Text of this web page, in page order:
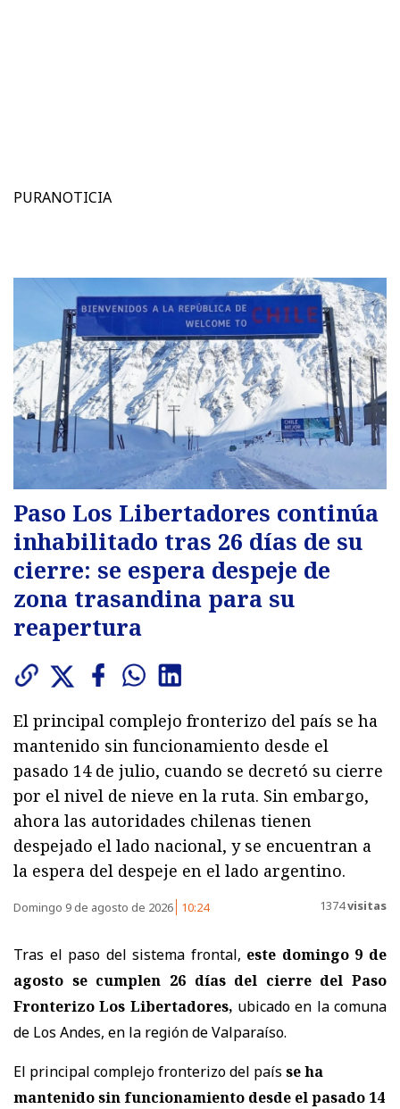
PURANOTICIA
Paso Los Libertadores continúa
inhabilitado tras 26 días de su
cierre: se espera despeje de
zona trasandina para su
reapertura
El principal complejo fronterizo del país se ha
mantenido sin funcionamiento desde el
pasado 14 de julio, cuando se decretó su cierre
por el nivel de nieve en la ruta. Sin embargo,
ahora las autoridades chilenas tienen
despejado el lado nacional, y se encuentran a
la espera del despeje en el lado argentino.
Domingo 9 de agosto de 2026 10:24 1374visitas
Tras el paso del sistema frontal, este domingo 9 de
agosto se cumplen 26 días del cierre del Paso
Fronterizo Los Libertadores, ubicado en la comuna
de Los Andes, en la región de Valparaíso.
El principal complejo fronterizo del país se ha
mantenido sin funcionamiento desde el pasado 14